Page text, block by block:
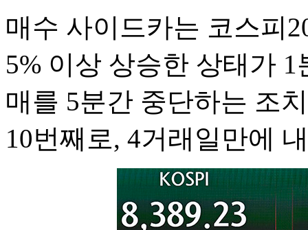
매수 사이드카는 코스피
5% 이상 상승한 상태가
매를 5분간 중단하는 조
10번째로, 4거래일만에